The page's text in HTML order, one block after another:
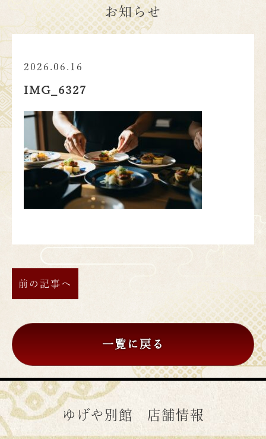
お知らせ
2026.06.16
IMG_6327
前の記事へ
一覧に戻る
ゆげや別館 店舗情報